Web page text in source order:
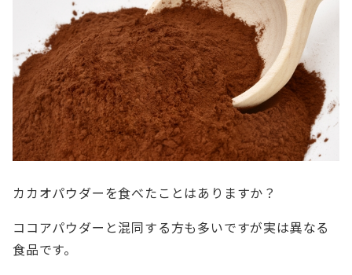
カカオパウダーを食べたことはありますか？
ココアパウダーと混同する方も多いですが実は異なる
食品です。